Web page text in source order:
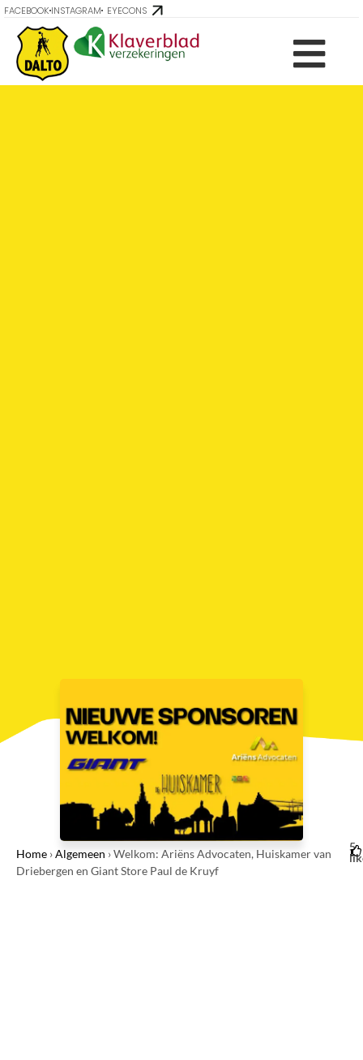
FACEBOOK INSTAGRAM EYECONS
Home ›Algemeen ›Welkom: Ariëns Advocaten, Huiskamer van
Driebergen en Giant Store Paul de Kruyf
5